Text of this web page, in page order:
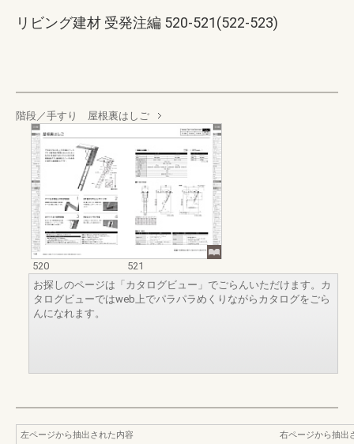
リビング建材 受発注編 520-521(522-523)
階段／手すり 屋根裏はしご
520
521
お探しのページは「カタログビュー」でごらんいただけます。カ
タログビューではweb上でパラパラめくりながらカタログをごら
んになれます。
左ページから抽出された内容
右ページから抽出